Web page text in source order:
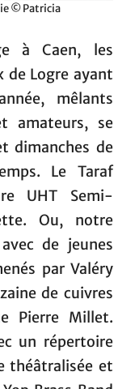
© Patricia
à Caen, les
de Logre ayant
mêlants
amateurs, se
dimanches de
Le Taraf
UHT Semi-
Ou, notre
de jeunes
par Valéry
de cuivres
Pierre Millet.
un répertoire
théâtralisée et